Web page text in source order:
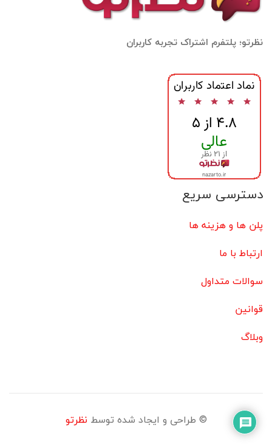
نظرتو؛ پلتفرم اشتراک تجربه کاربران
دسترسی سریع
پلن ها و هزینه ها
ارتباط با ما
سوالات متداول
قوانین
وبلاگ
© طراحی و ایجاد شده توسط نظرتو